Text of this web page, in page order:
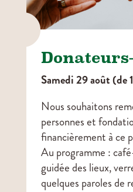

Samedi 29 août (de
Nous souhaitons
personnes et
financièrement à ce
Au programme :
guidée des lieux,
quelques paroles de